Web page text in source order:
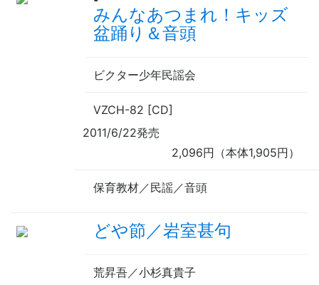
みんなあつまれ！キッズ
盆踊り＆音頭
ビクター少年民謡会
VZCH-82 [CD]
2011/6/22発売
2,096円（本体1,905円）
保育教材／民謡／音頭
どや節／岩室甚句
荒昇吾／小杉真貴子